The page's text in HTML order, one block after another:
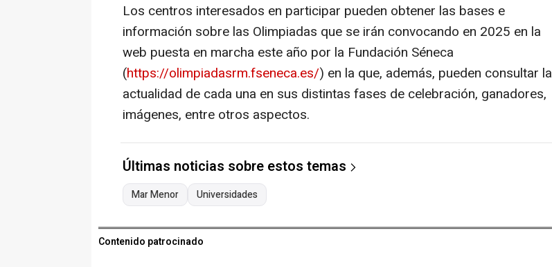
Los centros interesados en participar pueden obtener las bases e
información sobre las Olimpiadas que se irán convocando en 2025 en la
web puesta en marcha este año por la Fundación Séneca
(https://olimpiadasrm.fseneca.es/) en la que, además, pueden consultar la
actualidad de cada una en sus distintas fases de celebración, ganadores,
imágenes, entre otros aspectos.
Últimas noticias sobre estos temas
Mar Menor Universidades
Contenido patrocinado